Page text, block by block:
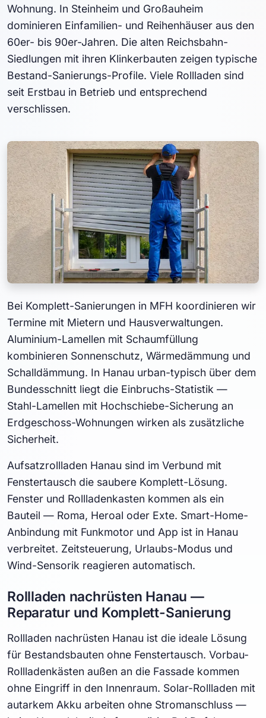
Wohnung. In Steinheim und Großauheim
dominieren Einfamilien- und Reihenhäuser aus den
60er- bis 90er-Jahren. Die alten Reichsbahn-
Siedlungen mit ihren Klinkerbauten zeigen typische
Bestand-Sanierungs-Profile. Viele Rollladen sind
seit Erstbau in Betrieb und entsprechend
verschlissen.
Bei Komplett-Sanierungen in MFH koordinieren wir
Termine mit Mietern und Hausverwaltungen.
Aluminium-Lamellen mit Schaumfüllung
kombinieren Sonnenschutz, Wärmedämmung und
Schalldämmung. In Hanau urban-typisch über dem
Bundesschnitt liegt die Einbruchs-Statistik —
Stahl-Lamellen mit Hochschiebe-Sicherung an
Erdgeschoss-Wohnungen wirken als zusätzliche
Sicherheit.
Aufsatzrollladen Hanau sind im Verbund mit
Fenstertausch die saubere Komplett-Lösung.
Fenster und Rollladenkasten kommen als ein
Bauteil — Roma, Heroal oder Exte. Smart-Home-
Anbindung mit Funkmotor und App ist in Hanau
verbreitet. Zeitsteuerung, Urlaubs-Modus und
Wind-Sensorik reagieren automatisch.
Rollladen nachrüsten Hanau —
Reparatur und Komplett-Sanierung
Rollladen nachrüsten Hanau ist die ideale Lösung
für Bestandsbauten ohne Fenstertausch. Vorbau-
Rollladenkästen außen an die Fassade kommen
ohne Eingriff in den Innenraum. Solar-Rollladen mit
autarkem Akku arbeiten ohne Stromanschluss —